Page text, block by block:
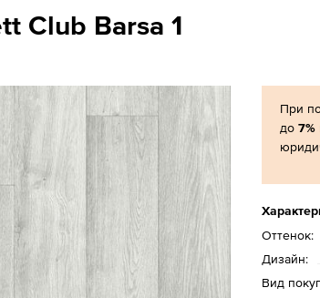
Club Barsa 1
При
до7%
Оттенок:
Дизайн:
Вид